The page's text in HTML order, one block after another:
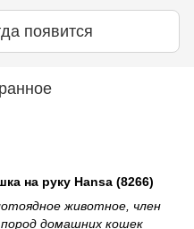
появится
на руку Hansa (8266)
животное, член
домашних кошек